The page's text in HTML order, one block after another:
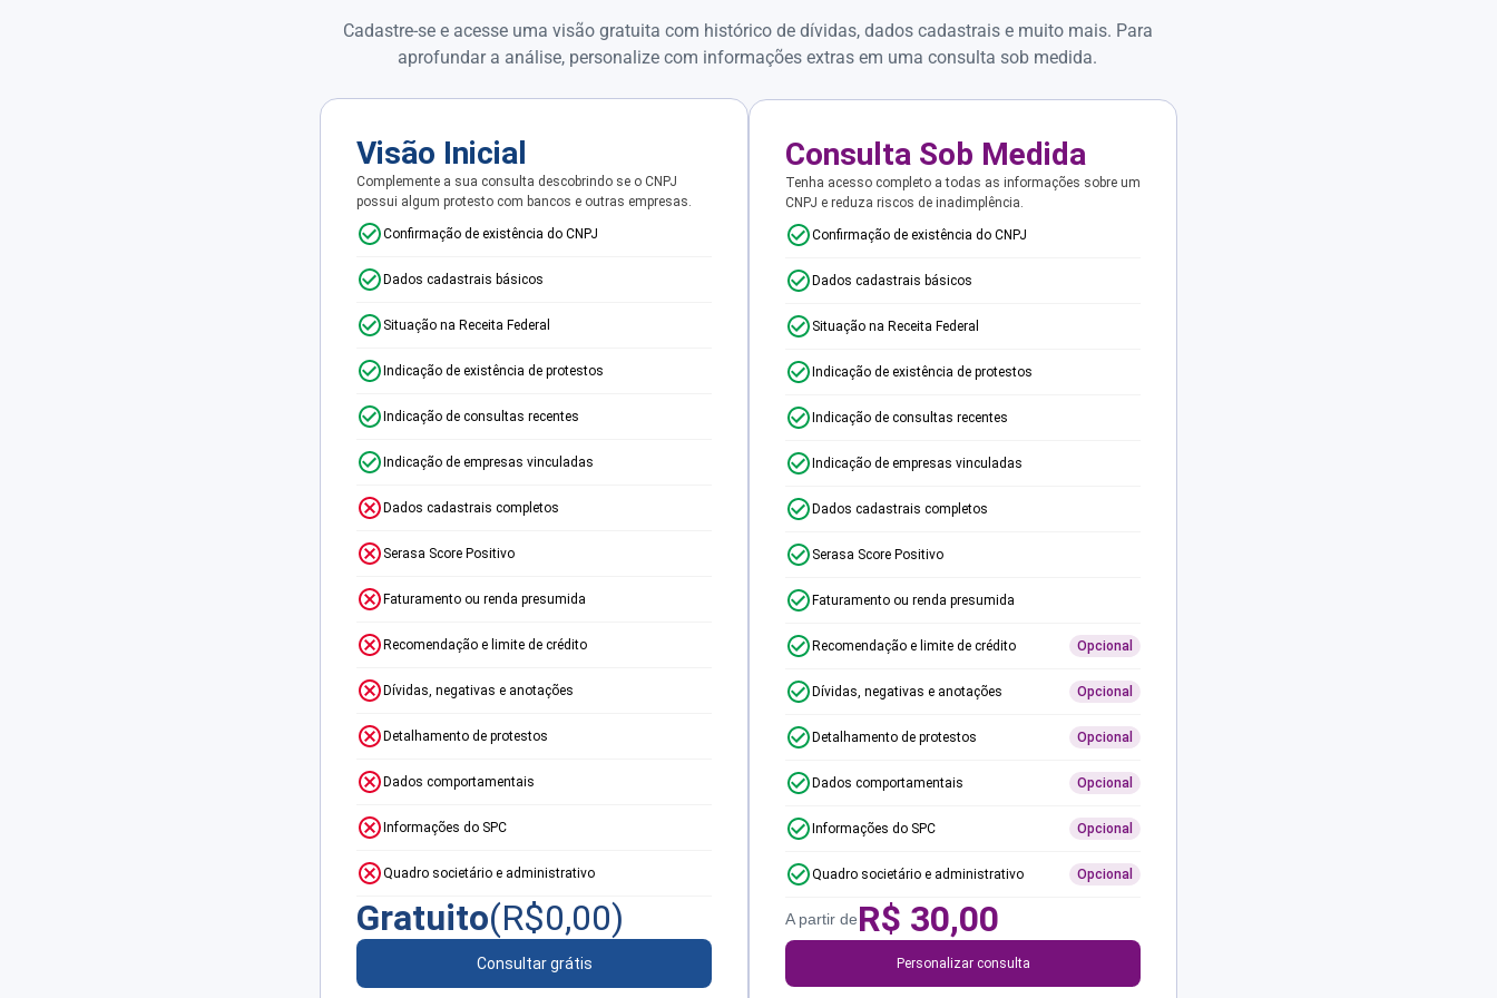
Cadastre-se e acesse uma visão gratuita com histórico de dívidas, dados cadastrais e muito mais. Para
aprofundar a análise, personalize com informações extras em uma consulta sob medida.
Visão Inicial
Complemente a sua consulta descobrindo se o CNPJ
possui algum protesto com bancos e outras empresas.
Confirmação de existência do CNPJ
Dados cadastrais básicos
Situação na Receita Federal
Indicação de existência de protestos
Indicação de consultas recentes
Indicação de empresas vinculadas
Dados cadastrais completos
Serasa Score Positivo
Faturamento ou renda presumida
Recomendação e limite de crédito
Dívidas, negativas e anotações
Detalhamento de protestos
Dados comportamentais
Informações do SPC
Quadro societário e administrativo
Gratuito(R$0,00)
Consultar grátis
Consulta Sob Medida
Tenha acesso completo a todas as informações sobre um
CNPJ e reduza riscos de inadimplência.
Confirmação de existência do CNPJ
Dados cadastrais básicos
Situação na Receita Federal
Indicação de existência de protestos
Indicação de consultas recentes
Indicação de empresas vinculadas
Dados cadastrais completos
Serasa Score Positivo
Faturamento ou renda presumida
Recomendação e limite de crédito Opcional
Dívidas, negativas e anotações Opcional
Detalhamento de protestos Opcional
Dados comportamentais Opcional
Informações do SPC Opcional
Quadro societário e administrativo Opcional
A partir deR$ 30,00
Personalizar consulta